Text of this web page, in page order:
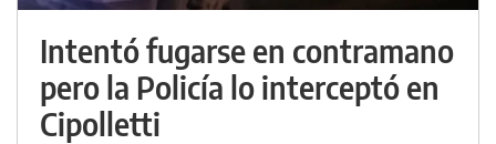
Intentó fugarse en contramano
pero la Policía lo interceptó en
Cipolletti